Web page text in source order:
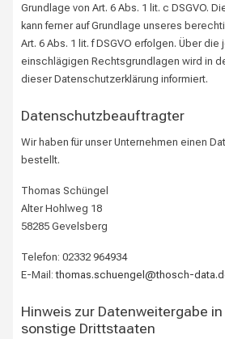
Grundlage von Art. 6 Abs. 1 lit. c DSGVO.
kann ferner auf Grundlage unseres
Art. 6 Abs. 1 lit. f DSGVO erfolgen. Über die
einschlägigen Rechtsgrundlagen wird in
dieser Datenschutzerklärung informiert.
Datenschutz­beauftragter
Wir haben für unser Unternehmen einen
bestellt.
Thomas Schüngel
Alter Hohlweg 18
58285 Gevelsberg
Telefon: 02332 964934
E-Mail:thomas.schuengel@thosch-
Hinweis zur Datenweitergabe in
sonstige Drittstaaten